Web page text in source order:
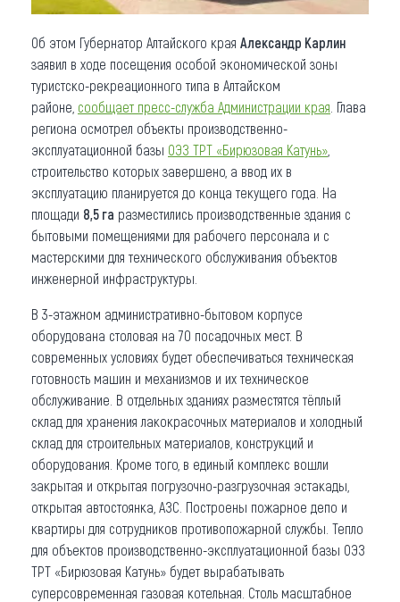
Об этом Губернатор Алтайского края Александр Карлин
заявил в ходе посещения особой экономической зоны
туристско-рекреационного типа в Алтайском
районе, сообщает пресс-служба Администрации края . Глава
региона осмотрел объекты производственно-
эксплуатационной базы ОЭЗ ТРТ «Бирюзовая Катунь»
строительство которых завершено, а ввод их в
эксплуатацию планируется до конца текущего года. На
площади 8,5 га разместились производственные здания с
бытовыми помещениями для рабочего персонала и с
мастерскими для технического обслуживания объектов
инженерной инфраструктуры.
В 3-этажном административно-бытовом корпусе
оборудована столовая на 70 посадочных мест. В
современных условиях будет обеспечиваться техническая
готовность машин и механизмов и их техническое
обслуживание. В отдельных зданиях разместятся тёплый
склад для хранения лакокрасочных материалов и холодный
склад для строительных материалов, конструкций и
оборудования. Кроме того, в единый комплекс вошли
закрытая и открытая погрузочно-разгрузочная эстакады,
открытая автостоянка, АЗС. Построены пожарное депо и
квартиры для сотрудников противопожарной службы. Тепло
для объектов производственно-эксплуатационной базы ОЭЗ
ТРТ «Бирюзовая Катунь» будет вырабатывать
суперсовременная газовая котельная. Столь масштабное